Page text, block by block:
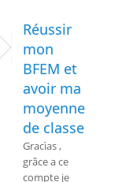
Réussir
mon
BFEM et
avoir ma
moyenne
de classe
Gracìas ,
grâce a ce
compte je